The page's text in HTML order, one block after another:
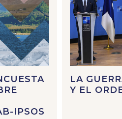
IPSOS
LA
Y EL